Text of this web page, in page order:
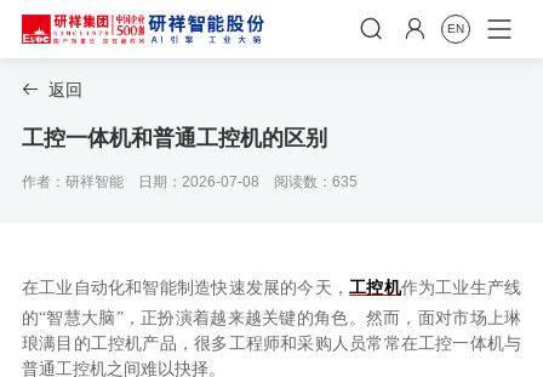
  EN
 返回
工控一体机和普通工控机的区别
作者：研祥智能 日期：2026-07-08 阅读数：635
在工业自动化和智能制造快速发展的今天，工控机作为工业生产线
的“智慧大脑”，正扮演着越来越关键的角色。然而，面对市场上琳
琅满目的工控机产品，很多工程师和采购人员常常在工控一体机与
普通工控机之间难以抉择。